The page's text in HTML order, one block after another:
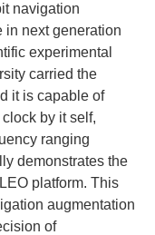
navigation
in next generation
experimental
carried the
it is capable of
by it self,
ranging
demonstrates the
platform. This
augmentation
of